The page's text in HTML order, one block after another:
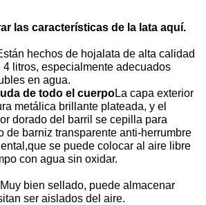
las características de la lata aquí.
hechos de hojalata de alta calidad
litros, especialmente adecuados
en agua.
de todo el cuerpoLa capa exterior
metálica brillante plateada, y el
dorado del barril se cepilla para
de barniz transparente anti-herrumbre
se puede colocar al aire libre
con agua sin oxidar.
Muy bien sellado, puede almacenar
ser aislados del aire.